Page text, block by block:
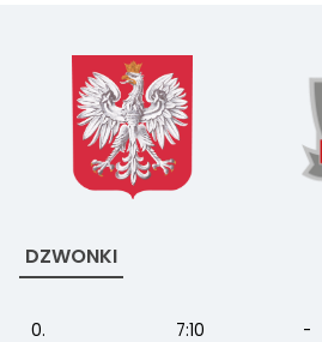
DZWONKI
0. 7:10 -